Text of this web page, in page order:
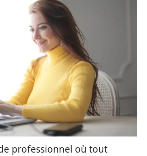
professionnel où tout